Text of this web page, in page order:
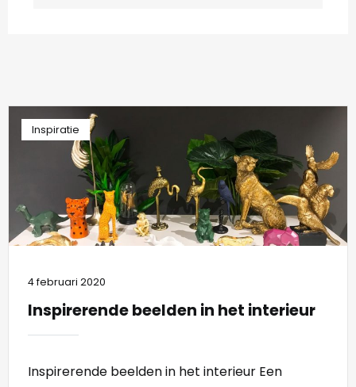
Inspiratie
4 februari 2020
Inspirerende beelden in het interieur
Inspirerende beelden in het interieur Een